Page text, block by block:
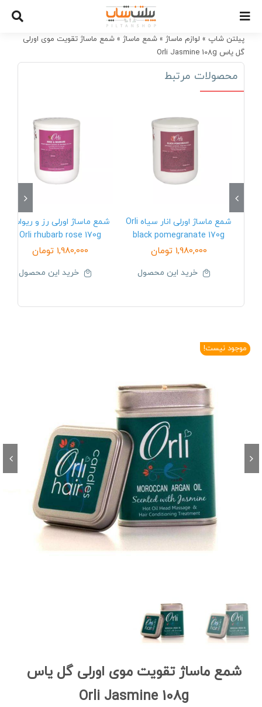
contentپیلتن شاپ » لوازم ماساژ » شمع ماساژ » شمع ماساژ تقویت موی اورلی
گل یاس Orli Jasmine 108g
محصولات مرتبط
شمع ماساژ اورلی انار سیاه Orli
black pomegranate 170g
1,980,000 تومان
خرید این محصول
شمع ماساژ اورلی رز و ریواس
Orli rhubarb rose 170g
1,980,000 تومان
خرید این محصول
موجود نیست!
شمع ماساژ تقویت موی اورلی گل یاس
Orli Jasmine 108g